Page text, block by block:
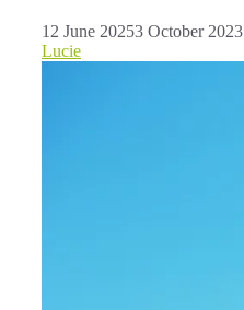
12 June 20253 October 2023
Lucie